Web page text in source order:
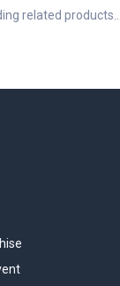
related products...